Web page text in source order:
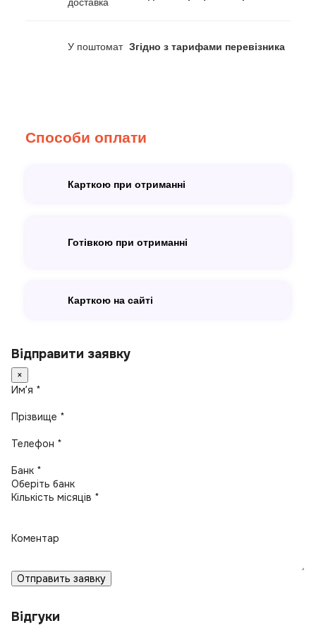
У поштомат Згідно з тарифами перевізника
Способи оплати
Карткою при отриманні
Готівкою при отриманні
Карткою на сайті
Відправити заявку
×
Имʼя *
Прізвище *
Телефон *
Банк *
Кількість місяців *
Коментар
Отправить заявку
Відгуки